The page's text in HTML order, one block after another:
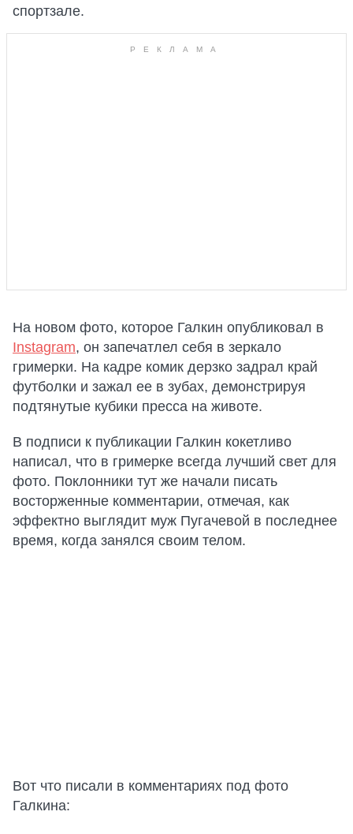
спортзале.
На новом фото, которое Галкин опубликовал в
Instagram, он запечатлел себя в зеркало
гримерки. На кадре комик дерзко задрал край
футболки и зажал ее в зубах, демонстрируя
подтянутые кубики пресса на животе.
В подписи к публикации Галкин кокетливо
написал, что в гримерке всегда лучший свет для
фото. Поклонники тут же начали писать
восторженные комментарии, отмечая, как
эффектно выглядит муж Пугачевой в последнее
время, когда занялся своим телом.
Вот что писали в комментариях под фото
Галкина: